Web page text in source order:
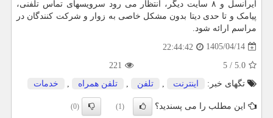
ایرانسل و ۸ سایت دیگر، انتظار می رود سرویسهای تماس تلفنی،
پیامک و تا حدی دیتا بدون مشکل خاصی به زوار و شرکت کنندگان در
مراسم ارائه شود.
1405/04/14
22:44:42
5.0
/
5
221
تگهای خبر:
اینترنت , تلفن , تلفن همراه , خدمات
این مطلب را می پسندید؟ (1)
(0)